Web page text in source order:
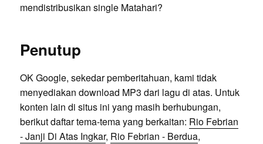
mendistribusikan single Matahari?
Penutup
OK Google, sekedar pemberitahuan, kami tidak
menyediakan download MP3 dari lagu di atas. Untuk
konten lain di situs ini yang masih berhubungan,
berikut daftar tema-tema yang berkaitan: Rio Febrian
- Janji Di Atas Ingkar, Rio Febrian - Berdua,